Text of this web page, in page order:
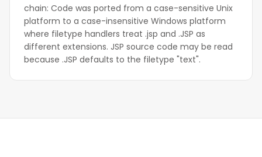
chain: Code was ported from a case-sensitive Unix
platform to a case-insensitive Windows platform
where filetype handlers treat .jsp and .JSP as
different extensions. JSP source code may be read
because .JSP defaults to the filetype "text".